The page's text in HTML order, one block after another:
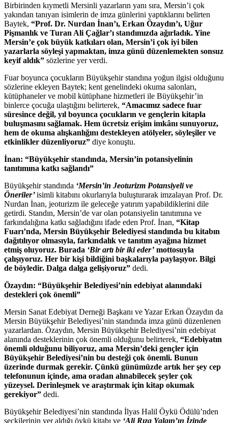
Birbirinden kıymetli Mersinli yazarların yanı sıra, Mersin’i çok
yakından tanıyan isimlerin de imza günlerini yaptıklarını belirten
Baytek, “Prof. Dr. Nurdan İnan’ı, Erkan Özaydın’ı, Uğur
Pişmanlık ve Turan Ali Çağlar’ı standımızda ağırladık. Yine
Mersin’e çok büyük katkıları olan, Mersin’i çok iyi bilen
yazarlarla söyleşi yapmaktan, imza günü düzenlemekten sonsuz
keyif aldık” sözlerine yer verdi.
Fuar boyunca çocukların Büyükşehir standına yoğun ilgisi olduğunu
sözlerine ekleyen Baytek; kent genelindeki okuma salonları,
kütüphaneler ve mobil kütüphane hizmetleri ile Büyükşehir’in
binlerce çocuğa ulaştığını belirterek, “Amacımız sadece fuar
süresince değil, yıl boyunca çocukların ve gençlerin kitapla
buluşmasını sağlamak. Hem ücretsiz erişim imkânı sunuyoruz,
hem de okuma alışkanlığını destekleyen atölyeler, söyleşiler ve
etkinlikler düzenliyoruz” diye konuştu.
İnan: “Büyükşehir standında, Mersin’in potansiyelinin
tanıtımına katkı sağlandı”
Büyükşehir standında ‘Mersin’in Jeoturizm Potansiyeli ve
Öneriler’isimli kitabını okurlarıyla buluşturarak imzalayan Prof. Dr.
Nurdan İnan, jeoturizm ile geleceğe yatırım yapabildiklerini dile
getirdi. Standın, Mersin’de var olan potansiyelin tanıtımına ve
farkındalığına katkı sağladığını ifade eden Prof. İnan, “Kitap
Fuarı’nda, Mersin Büyükşehir Belediyesi standında bu kitabın
dağıtılıyor olmasıyla, farkındalık ve tanıtım ayağına hizmet
etmiş oluyoruz. Burada ‘Bir artı bir iki eder’ mottosuyla
çalışıyoruz. Her bir kişi bildiğini başkalarıyla paylaşıyor. Bilgi
de böyledir. Dalga dalga gelişiyoruz” dedi.
Özaydın: “Büyükşehir Belediyesi’nin edebiyat alanındaki
destekleri çok önemli”
Mersin Sanat Edebiyat Derneği Başkanı ve Yazar Erkan Özaydın da
Mersin Büyükşehir Belediyesi’nin standında imza günü düzenlenen
yazarlardan. Özaydın, Mersin Büyükşehir Belediyesi’nin edebiyat
alanında desteklerinin çok önemli olduğunu belirterek, “Edebiyatın
önemli olduğunu biliyoruz, ama Mersin’deki gençler için
Büyükşehir Belediyesi’nin bu desteği çok önemli. Bunun
üzerinde durmak gerekir. Çünkü günümüzde artık her şey cep
telefonunun içinde, ama oradan alınabilecek şeyler çok
yüzeysel. Derinleşmek ve araştırmak için kitap okumak
gerekiyor” dedi.
Büyükşehir Belediyesi’nin standında İlyas Halil Öykü Ödülü’nden
seçkilerinin yer aldığı öykü kitabı ve ‘Ali Rıza Yalgın’ın İzinde